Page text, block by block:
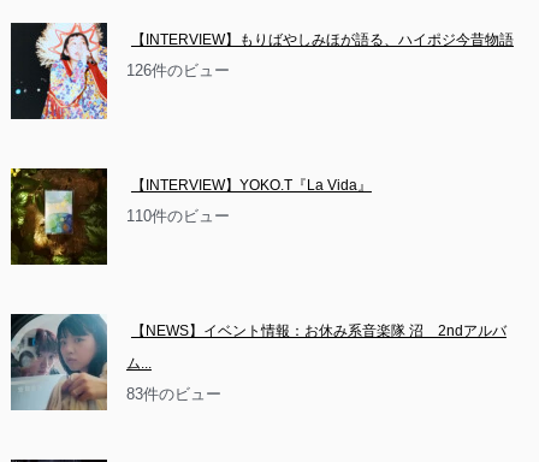
【INTERVIEW】もりばやしみほが語る、ハイポジ今昔物語
126件のビュー
【INTERVIEW】YOKO.T『La Vida』
110件のビュー
【NEWS】イベント情報：お休み系音楽隊 沼　2ndアルバ
ム...
83件のビュー